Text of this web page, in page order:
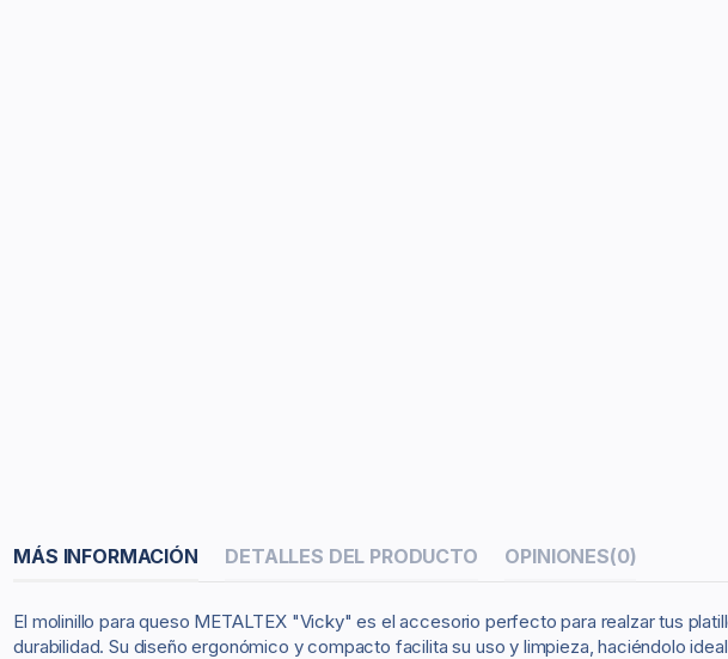
MÁS INFORMACIÓN DETALLES DEL PRODUCTO OPINIONES(0)
El molinillo para queso METALTEX "Vicky" es el accesorio perfecto para realzar tus
durabilidad. Su diseño ergonómico y compacto facilita su uso y limpieza, haciéndolo